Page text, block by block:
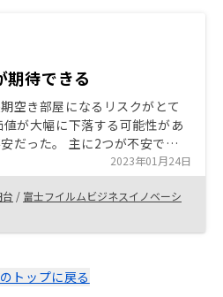
期待できる
空き部屋になるリスクがとて
が大幅に下落する可能性があ
だった。 主に2つが不安では
で空き部屋リスクが少ない点
月前から空き部屋になる通知
を感じた。 物件価値について
に大幅下落はしないとのこと
2023年01月24日
/ 富士フイルムビジネスイノベーシ
トップに戻る